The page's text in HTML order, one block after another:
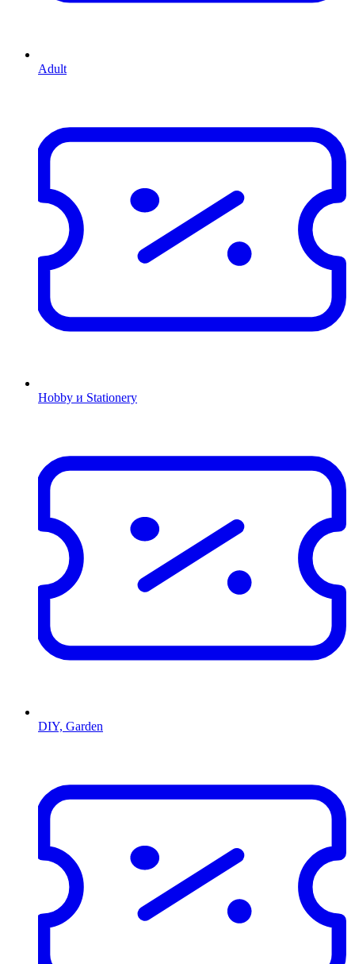
Adult
Hobby и Stationery
DIY, Garden